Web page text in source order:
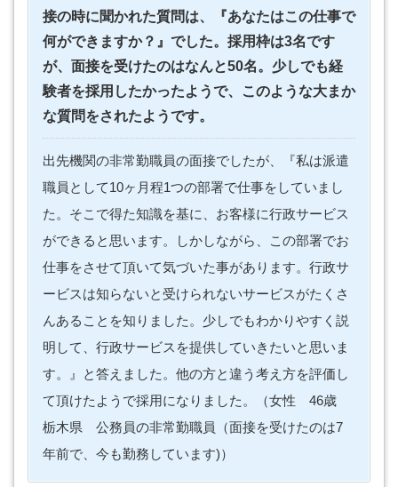
接の時に聞かれた質問は、『あなたはこの仕事で
何ができますか？』でした。採用枠は3名です
が、面接を受けたのはなんと50名。少しでも経
験者を採用したかったようで、このような大まか
な質問をされたようです。
出先機関の非常勤職員の面接でしたが、『私は派遣
職員として10ヶ月程1つの部署で仕事をしていまし
た。そこで得た知識を基に、お客様に行政サービス
ができると思います。しかしながら、この部署でお
仕事をさせて頂いて気づいた事があります。行政サ
ービスは知らないと受けられないサービスがたくさ
んあることを知りました。少しでもわかりやすく説
明して、行政サービスを提供していきたいと思いま
す。』と答えました。他の方と違う考え方を評価し
て頂けたようで採用になりました。（女性 46歳
栃木県 公務員の非常勤職員（面接を受けたのは7
年前で、今も勤務しています)）